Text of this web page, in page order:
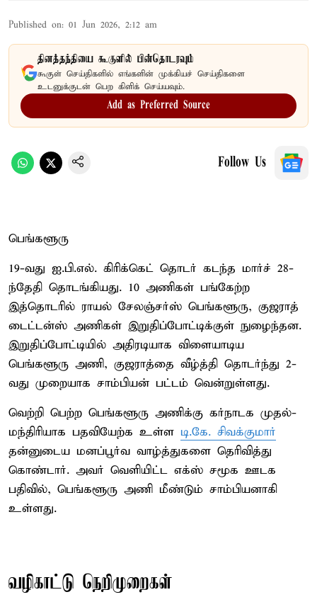
Published on: 01 Jun 2026, 2:12 am
தினத்தந்தியை கூகுளில் பின்தொடரவும்
கூகுள் செய்திகளில் எங்களின் முக்கியச் செய்திகளை
உடனுக்குடன் பெற கிளிக் செய்யவும்.
Add as Preferred Source
Follow Us
பெங்களூரு
19-வது ஐ.பி.எல். கிரிக்கெட் தொடர் கடந்த மார்ச் 28-
ந்தேதி தொடங்கியது. 10 அணிகள் பங்கேற்ற
இத்தொடரில் ராயல் சேலஞ்சர்ஸ் பெங்களூரு, குஜராத்
டைட்டன்ஸ் அணிகள் இறுதிப்போட்டிக்குள் நுழைந்தன.
இறுதிப்போட்டியில் அதிரடியாக விளையாடிய
பெங்களூரு அணி, குஜராத்தை வீழ்த்தி தொடர்ந்து 2-
வது முறையாக சாம்பியன் பட்டம் வென்றுள்ளது.
வெற்றி பெற்ற பெங்களூரு அணிக்கு கர்நாடக முதல்-
மந்திரியாக பதவியேற்க உள்ள டி.கே. சிவக்குமார்
தன்னுடைய மனப்பூர்வ வாழ்த்துகளை தெரிவித்து
கொண்டார். அவர் வெளியிட்ட எக்ஸ் சமூக ஊடக
பதிவில், பெங்களூரு அணி மீண்டும் சாம்பியனாகி
உள்ளது.
வழிகாட்டு நெறிமுறைகள்